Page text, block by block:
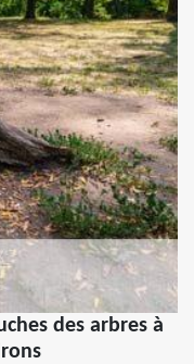
des arbres à